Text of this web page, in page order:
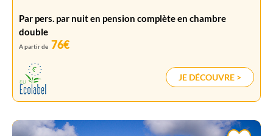
Par pers. par nuit en pension complète en chambre
double
A partir de 76€
JE DÉCOUVRE >